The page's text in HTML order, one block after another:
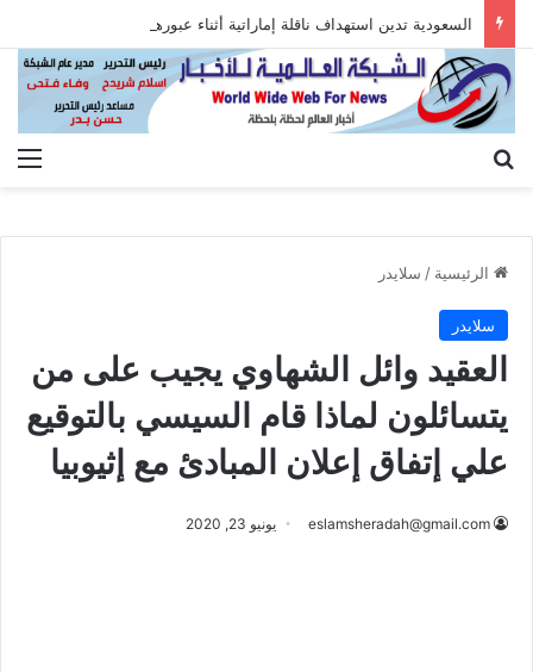
السعودية تدين استهداف ناقلة إماراتية أثناء عبورها هرمز
الرئيسية / سلايدر
سلايدر
العقيد وائل الشهاوي يجيب على من
يتسائلون لماذا قام السيسي بالتوقيع
علي إتفاق إعلان المبادئ مع إثيوبيا
eslamsheradah@gmail.com يونيو 23, 2020